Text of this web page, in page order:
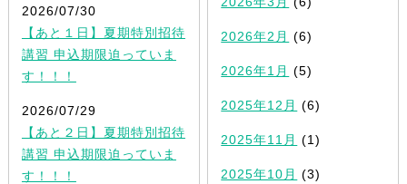
2026/07/30
【あと１日】夏期特別招待
講習 申込期限迫っていま
す！！！
2026/07/29
【あと２日】夏期特別招待
講習 申込期限迫っていま
す！！！
2026年2月 (6)
2026年1月 (5)
2025年12月 (6)
2025年11月 (1)
2025年10月 (3)